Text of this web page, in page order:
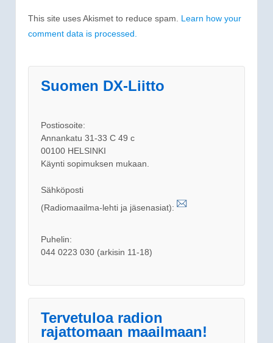
This site uses Akismet to reduce spam. Learn how your
comment data is processed.
Suomen DX-Liitto
Postiosoite:
Annankatu 31-33 C 49 c
00100 HELSINKI
Käynti sopimuksen mukaan.
Sähköposti
(Radiomaailma-lehti ja jäsenasiat):
Puhelin:
044 0223 030 (arkisin 11-18)
Tervetuloa radion
rajattomaan maailmaan!